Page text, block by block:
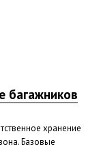
багажников
хранение
Базовые